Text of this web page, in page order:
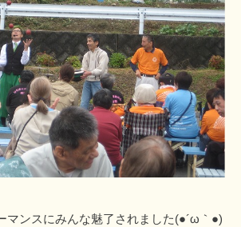
マンスにみんな魅了されました(●´ω｀●)